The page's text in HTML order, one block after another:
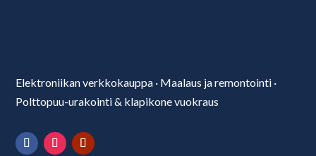
Elektroniikan verkkokauppa · Maalaus ja remontointi ·
Polttopuu-urakointi & klapikone vuokraus